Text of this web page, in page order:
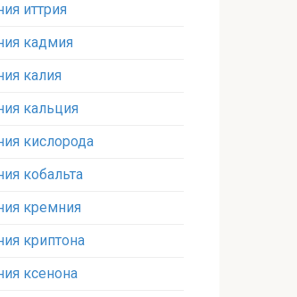
иттрия‎
кадмия
калия‎
кальция
кислорода‎
кобальта
кремния‎
криптона‎
ксенона‎